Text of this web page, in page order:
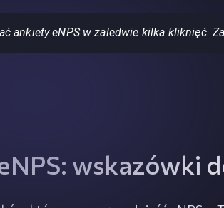
ankiety eNPS w zaledwie kilka kliknięć.
wskazówki